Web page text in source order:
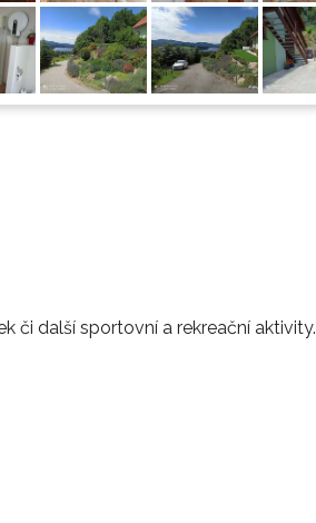
či další sportovní a rekreační aktivity.